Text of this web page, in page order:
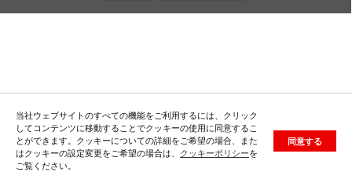
当社ウェブサイトのすべての機能をご利用するには、クリック
してコンテンツに移動することでクッキーの使用に同意するこ
とができます。クッキーについての詳細をご希望の場合、また
はクッキーの設定変更をご希望の場合は、 クッキーポリシーを
ご覧ください。
同意する